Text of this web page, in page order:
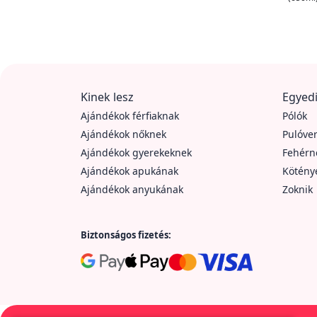
Kinek lesz
Ajándékok férfiaknak
Ajándékok nőknek
Ajándékok gyerekeknek
Ajándékok apukának
Ajándékok anyukának
Pólók
Zoknik
Biztonságos fizetés: